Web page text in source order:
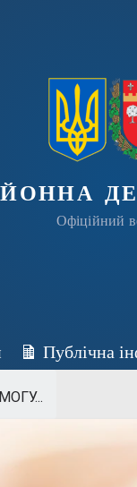
Офіційний
Публічна